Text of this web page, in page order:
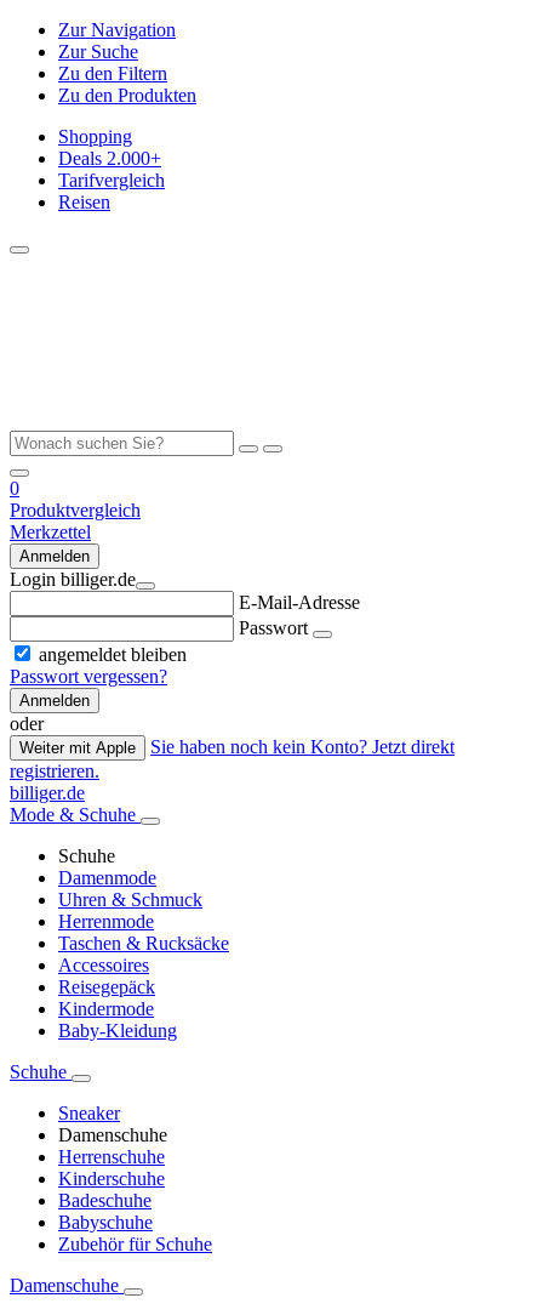
Zur Navigation
Zur Suche
Zu den Filtern
Zu den Produkten
Shopping
Deals 2.000+
Tarifvergleich
Reisen
0
Produktvergleich
Merkzettel
Anmelden
Login billiger.de
E-Mail-Adresse
Passwort
angemeldet bleiben
Passwort vergessen?
Anmelden
oder
Weiter mit Apple
Sie haben noch kein Konto? Jetzt direkt
registrieren.
billiger.de
Mode & Schuhe
Schuhe
Damenmode
Uhren & Schmuck
Herrenmode
Taschen & Rucksäcke
Accessoires
Reisegepäck
Kindermode
Baby-Kleidung
Schuhe
Sneaker
Damenschuhe
Herrenschuhe
Kinderschuhe
Badeschuhe
Babyschuhe
Zubehör für Schuhe
Damenschuhe